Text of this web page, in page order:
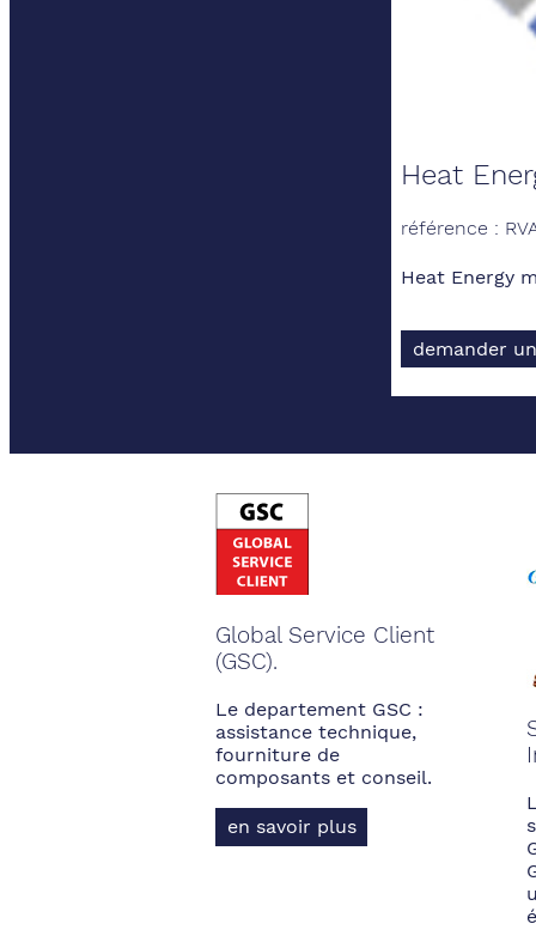
Heat
référence :
Heat Energy
demander
Global Service Client
(GSC).
Le departement GSC :
assistance technique,
fourniture de
composants et conseil.
en savoir plus